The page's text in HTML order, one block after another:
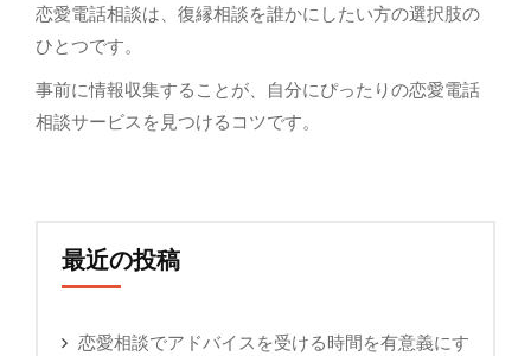
恋愛電話相談は、復縁相談を誰かにしたい方の選択肢の
ひとつです。
事前に情報収集することが、自分にぴったりの恋愛電話
相談サービスを見つけるコツです。
最近の投稿
恋愛相談でアドバイスを受ける時間を有意義にす